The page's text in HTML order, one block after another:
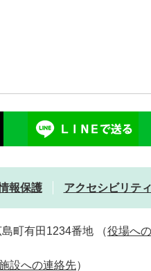
報保護 アクセシビリティ
町有田1234番地 （役場へ
設への連絡先）